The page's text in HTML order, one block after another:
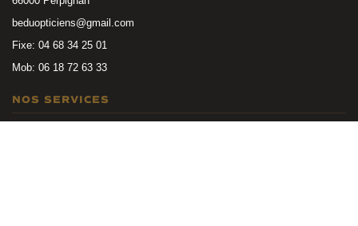
beduopticiens@gmail.com
Fixe: 04 68 34 25 01
Mob: 06 18 72 63 33
NOS SERVICES